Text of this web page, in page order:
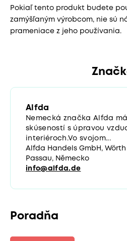
Pokiaľ tento produkt budete
zamýšľaným výrobcom, nie sú
prameniace z jeho používania.
Alfda
Nemecká značka Alfda
skúseností s úpravou
interiéroch.Vo svojom...
Alfda Handels GmbH, Wörth
Passau, Německo
info@alfda.de
Poradňa